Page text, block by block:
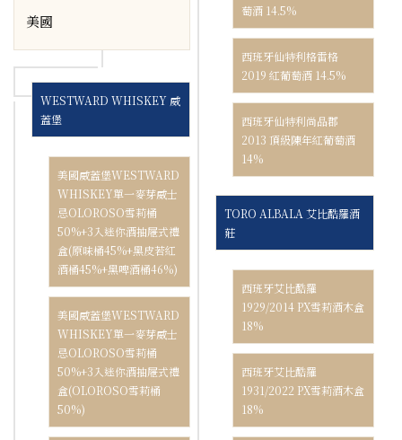
美國
WESTWARD WHISKEY 威
蓋堡
美國威蓋堡WESTWARD
WHISKEY單一麥芽威士
忌OLOROSO雪莉桶
50%+3入迷你酒抽屜式禮
盒(原味桶45%+黑皮若紅
酒桶45%+黑啤酒桶46%)
美國威蓋堡WESTWARD
WHISKEY單一麥芽威士
忌OLOROSO雪莉桶
50%+3入迷你酒抽屜式禮
盒(OLOROSO雪莉桶
50%)
萄酒 14.5%
西班牙仙特利格雷格
2019 紅葡萄酒 14.5%
西班牙仙特利尚品郡
2013 頂級陳年紅葡萄酒
14%
TORO ALBALA 艾比酷羅酒
莊
西班牙艾比酷羅
1929/2014 PX雪莉酒木盒
18%
西班牙艾比酷羅
1931/2022 PX雪莉酒木盒
18%